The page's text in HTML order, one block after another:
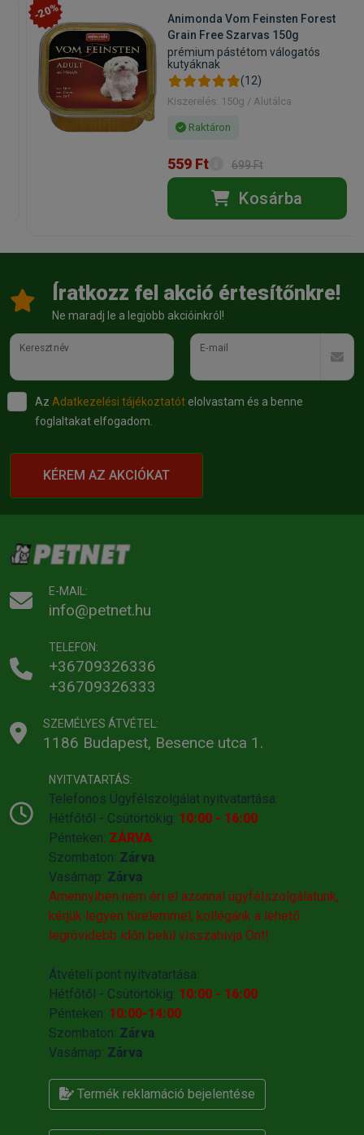
-20%
Animonda Vom Feinsten Forest
Grain Free Szarvas 150g
prémium pástétom válogatós
kutyáknak
(12)
Kiszerelés: 150g / Alutálca
Raktáron
559 Ft 699 Ft
Kosárba
Íratkozz fel akció értesítőnkre!
Ne maradj le a legjobb akcióinkról!
Keresztnév E-mail
Az Adatkezelési tájékoztatót elolvastam és a benne
foglaltakat elfogadom.
KÉREM AZ AKCIÓKAT
E-MAIL:
info@petnet.hu
TELEFON:
+36709326336
+36709326333
SZEMÉLYES ÁTVÉTEL:
1186 Budapest, Besence utca 1.
NYITVATARTÁS:
Telefonos Ügyfélszolgálat nyitvatartása:
Hétfőtől - Csütörtökig: 10:00 - 16:00
Pénteken: ZÁRVA
Szombaton: Zárva
Vasárnap: Zárva
Amennyiben nem éri el azonnal ügyfélszolgálatunk,
kérjük legyen türelemmel, kollégánk a lehető
legrövidebb időn belül visszahivja Önt!
Átvételi pont nyitvatartása:
Hétfőtől - Csütörtökig: 10:00 - 16:00
Pénteken: 10:00-14:00
Szombaton: Zárva
Vasárnap: Zárva
Termék reklamáció bejelentése